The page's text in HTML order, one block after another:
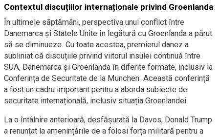
Contextul discuțiilor internaționale privind Groenlanda
În ultimele săptămâni, perspectiva unui conflict între
Danemarca și Statele Unite în legătură cu Groenlanda a părut
să se diminueze. Cu toate acestea, premierul danez a
subliniat că discuțiile privind viitorul insulei continuă între
SUA, Danemarca și Groenlanda în diferite formate, inclusiv la
Conferința de Securitate de la Munchen. Această conferință
a fost un cadru important pentru a aborda subiecte de
securitate internațională, inclusiv situația Groenlandei.
La o întâlnire anterioară, desfășurată la Davos, Donald Trump
a renunțat la amenințările de a folosi forța militară pentru a